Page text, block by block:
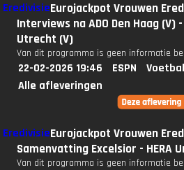
Eurojackpot Vrouwen
Interviews na ADO Den Haag (V) -
Utrecht (V)
Van dit programma is geen informatie
22-02-2026 19:46 ESPN
Alle afleveringen
Eurojackpot Vrouwen
Samenvatting Excelsior - HERA
Van dit programma is geen informatie